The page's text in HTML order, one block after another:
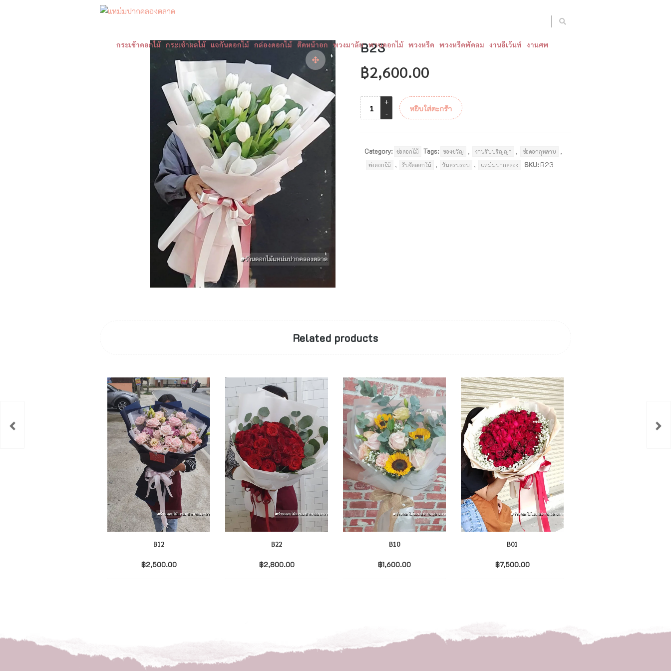
กระเช้าดอกไม้ กระเช้าผลไม้ แจกันดอกไม้ กล่องดอกไม้ ติดหน้าอก พวงมาลัย พานดอกไม้ พวงหรีด พวงหรีดพัดลม งานอีเว้นท์ งานศพ
B23
฿2,600.00
หยิบใส่ตะกร้า
Category: ช่อดอกไม้ Tags: ของขวัญ , งานรับปริญญา , ช่อดอกกุหลาบ ,
ช่อดอกไม้ , รับจัดดอกไม้ , วันครบรอบ , แหม่มปากคลอง SKU:B23
Related products
B12
฿2,500.00
B22
฿2,800.00
B10
฿1,600.00
B01
฿7,500.00